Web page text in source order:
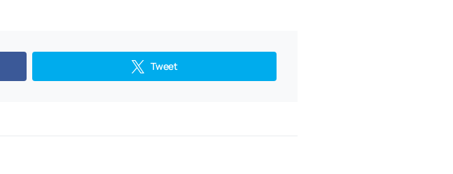
Tweet